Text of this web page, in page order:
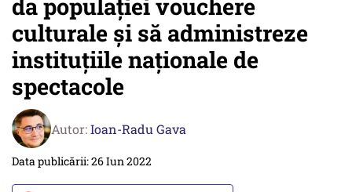
da populației vouchere
culturale și să administreze
instituțiile naționale de
spectacole
Autor:Ioan-Radu Gava
Data publicării: 26 Iun 2022